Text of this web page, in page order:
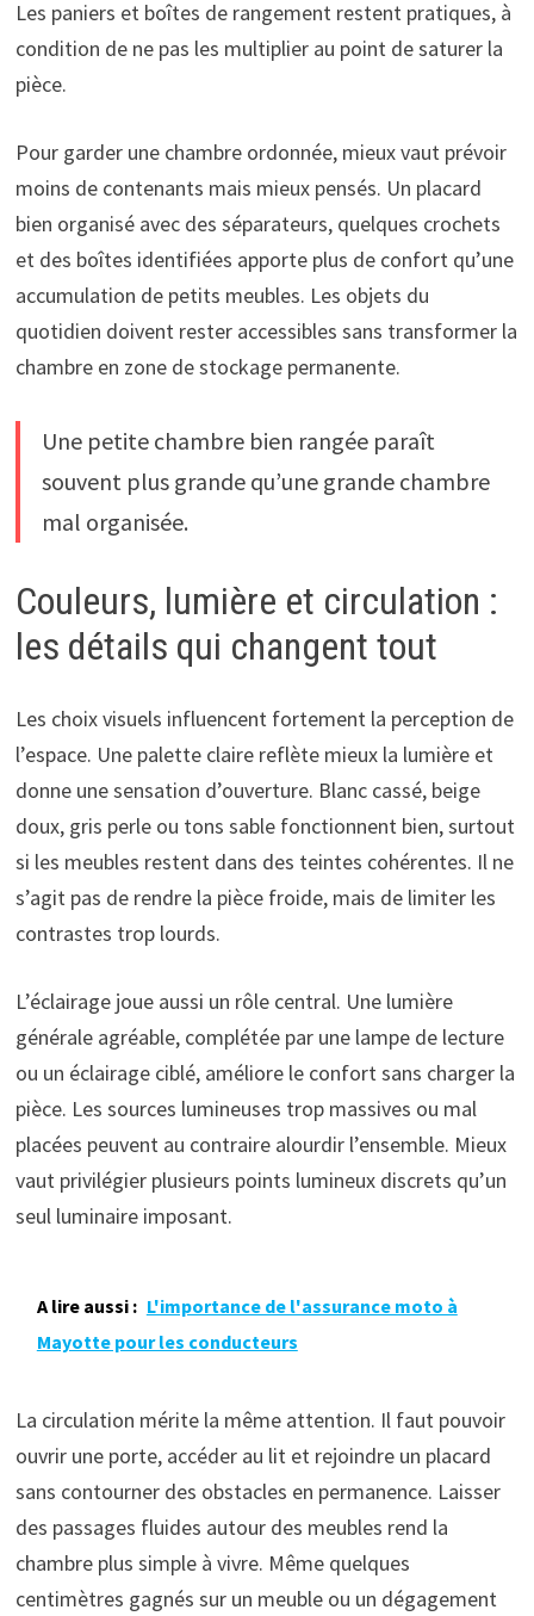
Les paniers et boîtes de rangement restent pratiques, à
condition de ne pas les multiplier au point de saturer la
pièce.
Pour garder une chambre ordonnée, mieux vaut prévoir
moins de contenants mais mieux pensés. Un placard
bien organisé avec des séparateurs, quelques crochets
et des boîtes identifiées apporte plus de confort qu’une
accumulation de petits meubles. Les objets du
quotidien doivent rester accessibles sans transformer la
chambre en zone de stockage permanente.
Une petite chambre bien rangée paraît
souvent plus grande qu’une grande chambre
mal organisée.
Couleurs, lumière et circulation :
les détails qui changent tout
Les choix visuels influencent fortement la perception de
l’espace. Une palette claire reflète mieux la lumière et
donne une sensation d’ouverture. Blanc cassé, beige
doux, gris perle ou tons sable fonctionnent bien, surtout
si les meubles restent dans des teintes cohérentes. Il ne
s’agit pas de rendre la pièce froide, mais de limiter les
contrastes trop lourds.
L’éclairage joue aussi un rôle central. Une lumière
générale agréable, complétée par une lampe de lecture
ou un éclairage ciblé, améliore le confort sans charger la
pièce. Les sources lumineuses trop massives ou mal
placées peuvent au contraire alourdir l’ensemble. Mieux
vaut privilégier plusieurs points lumineux discrets qu’un
seul luminaire imposant.
A lire aussi : L'importance de l'assurance moto à
Mayotte pour les conducteurs
La circulation mérite la même attention. Il faut pouvoir
ouvrir une porte, accéder au lit et rejoindre un placard
sans contourner des obstacles en permanence. Laisser
des passages fluides autour des meubles rend la
chambre plus simple à vivre. Même quelques
centimètres gagnés sur un meuble ou un dégagement